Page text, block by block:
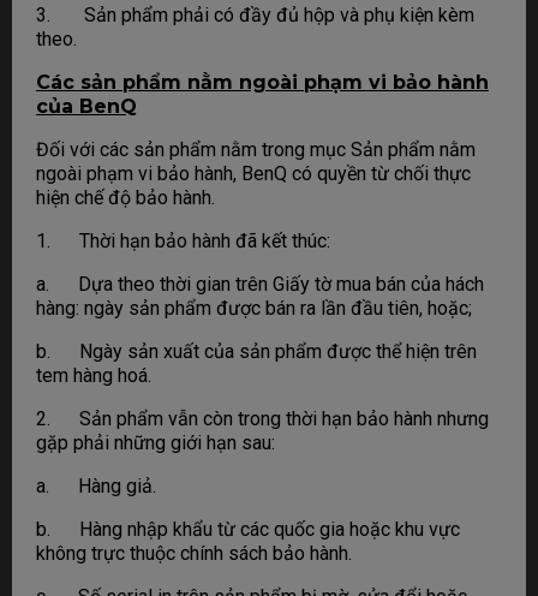
3. Sản phẩm phải có đầy đủ hộp và phụ kiện kèm
theo.
Các sản phẩm nằm ngoài phạm vi bảo hành
của BenQ
Đối với các sản phẩm nằm trong mục Sản phẩm nằm
ngoài phạm vi bảo hành, BenQ có quyền từ chối thực
hiện chế độ bảo hành.
1. Thời hạn bảo hành đã kết thúc:
a. Dựa theo thời gian trên Giấy tờ mua bán của hách
hàng: ngày sản phẩm được bán ra lần đầu tiên, hoặc;
b. Ngày sản xuất của sản phẩm được thể hiện trên
tem hàng hoá.
2. Sản phẩm vẫn còn trong thời hạn bảo hành nhưng
gặp phải những giới hạn sau:
a. Hàng giả.
b. Hàng nhập khẩu từ các quốc gia hoặc khu vực
không trực thuộc chính sách bảo hành.